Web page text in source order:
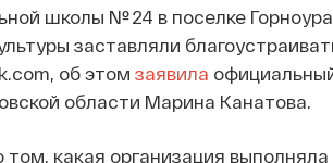
школы № 24 в поселке
заставляли
об этом заявила
области Марина Канатова.
какая организация выполняла